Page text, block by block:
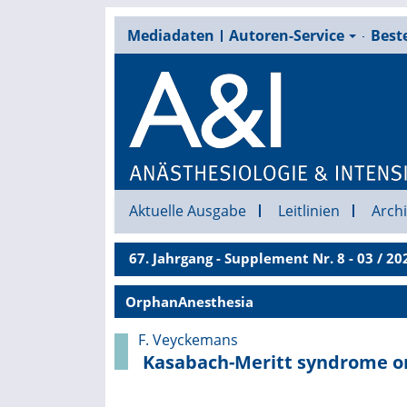
Mediadaten Autoren-Service
Aktuelle Ausgabe Leitlinien
67. Jahrgang - Supplement Nr. 8 - 03 /
OrphanAnesthesia
F. Veyckemans
Kasabach-Meritt syndrome